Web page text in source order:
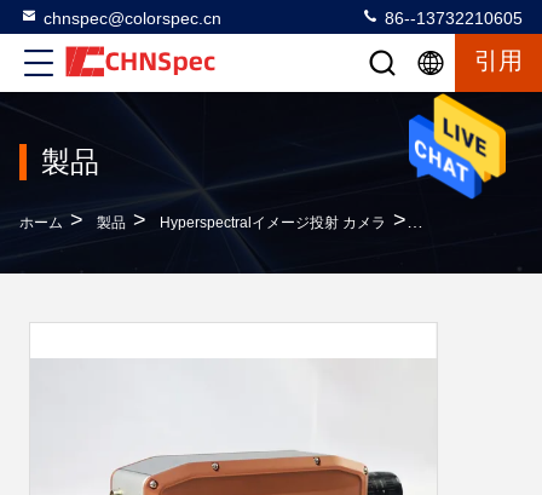
chnspec@colorspec.cn 86--13732210605
引用
製品
ホーム > 製品 > Hyperspectralイメージ投射 カメラ >